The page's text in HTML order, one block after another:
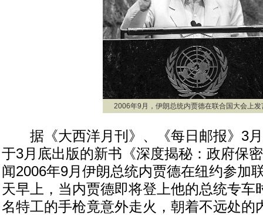
2006年9月，伊朗总统内贾德在联合国大会上发
据《大西洋月刊》、《每日邮报》3月
于3月底出版的新书《深度揭秘：政府保
闻2006年9月伊朗总统内贾德在纽约参加
天早上，当内贾德即将登上他的总统专车
名特工的手枪竟意外走火，朝着不远处的